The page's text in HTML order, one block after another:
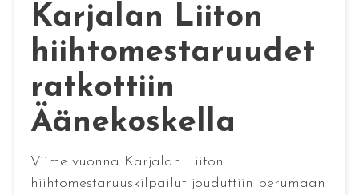
Karjalan Liiton
hiihtomestaruudet
ratkottiin
Äänekoskella
Viime vuonna Karjalan Liiton
hiihtomestaruuskilpailut jouduttiin perumaan